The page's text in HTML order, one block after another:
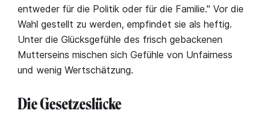
entweder für die Politik oder für die Familie." Vor die
Wahl gestellt zu werden, empfindet sie als heftig.
Unter die Glücksgefühle des frisch gebackenen
Mutterseins mischen sich Gefühle von Unfairness
und wenig Wertschätzung.
Die Gesetzeslücke